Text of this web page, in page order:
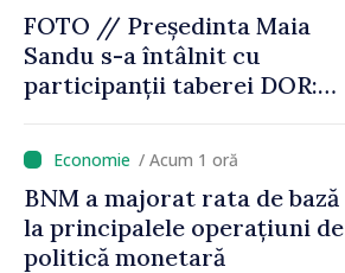
VIDEO // Premierul Vasile
Tofan a prezentat
principalele prevederi ale
2027
/ Acum 1 oră
BNM a majorat rata de bază
la principalele operațiuni de
politică monetară